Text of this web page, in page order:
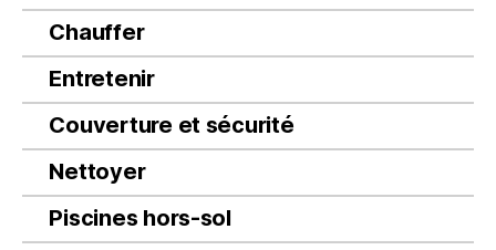
Chauffer
Entretenir
Couverture et sécurité
Nettoyer
Piscines hors-sol